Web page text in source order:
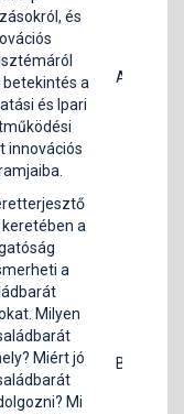
és
a
és Ipari
innovációs
A2
a
a
Milyen
Miért jó
Mi
B3